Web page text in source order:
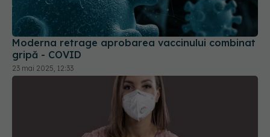
Moderna retrage aprobarea vaccinului combinat
gripă - COVID
23 mai 2025, 12:33